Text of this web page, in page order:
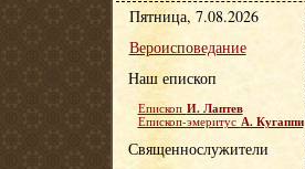
Пятница, 7.08.2026
Вероисповедание
Наш епископ
Епископ И. Лаптев
Епископ-эмеритус А. Кугаппи
Священнослужители